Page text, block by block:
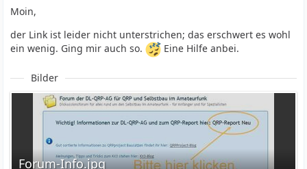
Moin,
der Link ist leider nicht unterstrichen; das erschwert es wohl
ein wenig. Ging mir auch so.
Eine Hilfe anbei.
Bilder
Forum-Info.jpg